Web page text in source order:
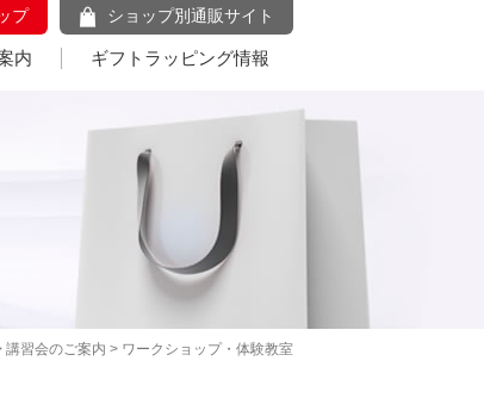
プ ショップ別通販サイト
内 ギフトラッピング情報
講習会のご案内 > ワークショップ・体験教室